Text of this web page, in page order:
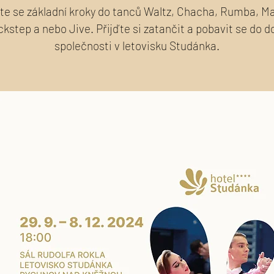
se základní kroky do tanců Waltz, Chacha, Rumba,
a nebo Jive. Přijďte si zatančit a pobavit se do
společnosti v letovisku Studánka.